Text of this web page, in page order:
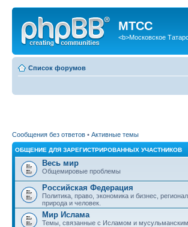
МТСС
<b>Московское
Список форумов
Сообщения без ответов • Активные темы
ОБЩЕНИЕ ДЛЯ ЗАРЕГИСТРИРОВАННЫХ УЧАСТНИКОВ
Весь мир
Общемировые проблемы
Российская Федерация
Политика, право, экономика и бизнес,
природа и человек.
Мир Ислама
Темы, связанные с Исламом и